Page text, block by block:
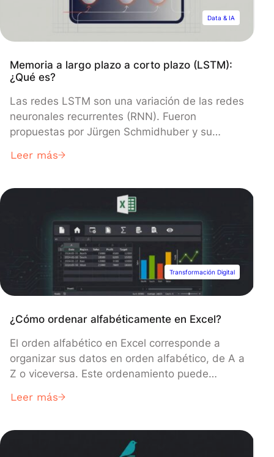
Data & IA
Memoria a largo plazo a corto plazo (LSTM):
¿Qué es?
Las redes LSTM son una variación de las redes
neuronales recurrentes (RNN). Fueron
propuestas por Jürgen Schmidhuber y su
Mientras que las RNN clásicas tienen
largo plazo debido al problema del «gradiente
que desaparece», los LSTM fueron diseñados
específicamente para superar este […]
Leer más
Transformación Digital
¿Cómo ordenar alfabéticamente en Excel?
El orden alfabético en Excel corresponde a
organizar sus datos en orden alfabético, de A a
Z o viceversa. Este ordenamiento puede
la presentación de información. Ya sea que
otro tipo de datos, saber cómo ordenar su
información eficientemente puede […]
Leer más